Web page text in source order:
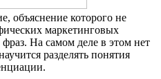
объяснение которого не
маркетинговых
На самом деле в этом нет
разделять понятия